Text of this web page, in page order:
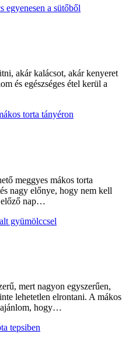
akár kalácsot, akár kenyeret
és egészséges étel kerül a
meggyes mákos torta
nagy előnye, hogy nem kell
előző nap…
mert nagyon egyszerűen,
lehetetlen elrontani. A mákos
ajánlom, hogy…